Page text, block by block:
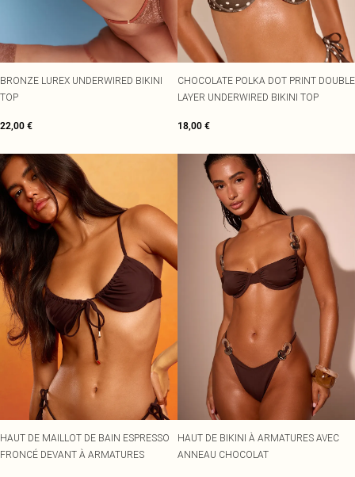
BRONZE LUREX UNDERWIRED BIKINI
TOP
22,00 €
CHOCOLATE POLKA DOT PRINT DOUBLE
LAYER UNDERWIRED BIKINI TOP
18,00 €
HAUT DE MAILLOT DE BAIN ESPRESSO
FRONCÉ DEVANT À ARMATURES
HAUT DE BIKINI À ARMATURES AVEC
ANNEAU CHOCOLAT